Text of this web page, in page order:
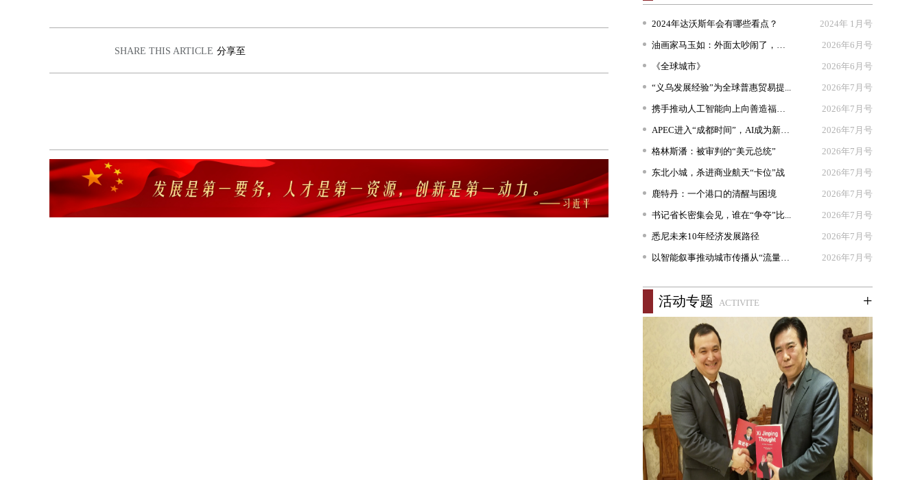
SHARE THIS ARTICLE 分享至
2024年达沃斯年会有哪些看点？ 2024年 1月号
油画家马玉如：外面太吵闹了，我想... 2026年6月号
《全球城市》 2026年6月号
“义乌发展经验”为全球普惠贸易提... 2026年7月号
携手推动人工智能向上向善造福人类 2026年7月号
APEC进入“成都时间”，AI成为新坐... 2026年7月号
格林斯潘：被审判的“美元总统” 2026年7月号
东北小城，杀进商业航天“卡位”战 2026年7月号
鹿特丹：一个港口的清醒与困境 2026年7月号
书记省长密集会见，谁在“争夺”比... 2026年7月号
悉尼未来10年经济发展路径 2026年7月号
以智能叙事推动城市传播从“流量出... 2026年7月号
活动专题 ACTIVITE +